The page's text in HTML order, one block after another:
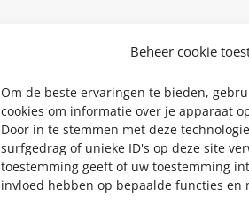
Beheer cookie
Om de beste ervaringen te bieden,
cookies om informatie over je apparaat
Door in te stemmen met deze
surfgedrag of unieke ID's op deze site
toestemming geeft of uw toestemming
invloed hebben op bepaalde functies en